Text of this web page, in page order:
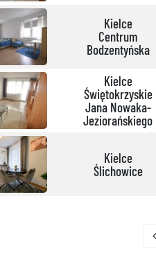
Kielce
Centrum
Bodzentyńska
Kielce
Świętokrzyskie
Jana Nowaka-
Jeziorańskiego
Kielce
Ślichowice